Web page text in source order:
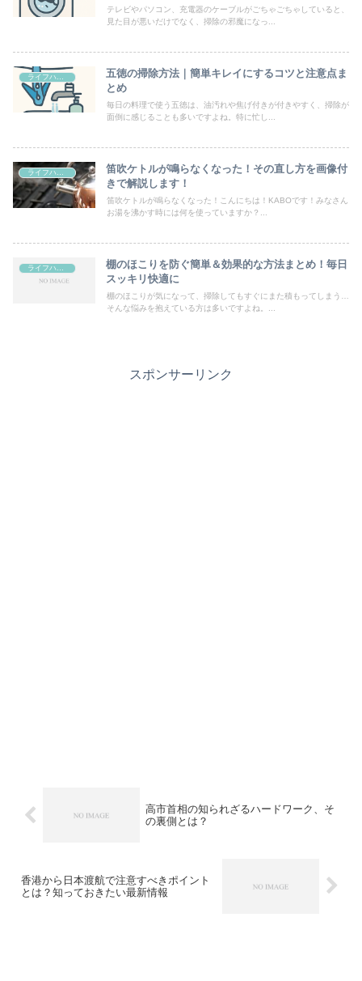
テレビやパソコン、充電器のケーブルがごちゃごちゃしていると、
見た目が悪いだけでなく、掃除の邪魔になっ...
ライフハック
五徳の掃除方法｜簡単キレイにするコツと注意点ま
とめ
毎日の料理で使う五徳は、油汚れや焦げ付きが付きやすく、掃除が
面倒に感じることも多いですよね。特に忙し...
ライフハック
笛吹ケトルが鳴らなくなった！その直し方を画像付
きで解説します！
笛吹ケトルが鳴らなくなった！こんにちは！KABOです！みなさん
お湯を沸かす時には何を使っていますか？...
ライフハック
棚のほこりを防ぐ簡単＆効果的な方法まとめ！毎日
スッキリ快適に
棚のほこりが気になって、掃除してもすぐにまた積もってしまう…
そんな悩みを抱えている方は多いですよね。...
スポンサーリンク
高市首相の知られざるハードワーク、そ
の裏側とは？
香港から日本渡航で注意すべきポイント
とは？知っておきたい最新情報